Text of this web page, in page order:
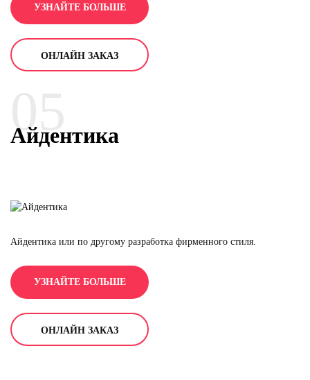
полочкам, то работа дает максимальный результат и скорость
выполнения задач возрастает многократно. Так же и выстроен
процесс верстки, грамотное расположение модулей, как на сайте так
и в полиграфической продукции, дает максимальное понимание
того, что мы хотим донести нашим коллегам. Верстка - это порядок
текста, но и инструмент влияния на аудиторию.
Хотите привлечь внимание партнеров?
УЗНАЙТЕ БОЛЬШЕ
ОНЛАЙН ЗАКАЗ
05
Айдентика
Айдентика или по другому разработка фирменного стиля.
торговой марки. Фирменный стиль важен как для компаний
новичков, так и и для именитых брендов. Сейчас не существует
такой компании, у которой отсутствует свой корпоративный стиль.
Отличие компаний работающих на одном рынке будет невозможен
без формирования отличительных свойств. Даже мельчайшие
детали отличительной составляющей вашего имиджа
УЗНАЙТЕ БОЛЬШЕ
ОНЛАЙН ЗАКАЗ